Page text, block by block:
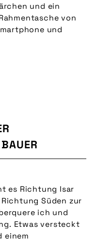
und ein
von
und
es Richtung Isar
Süden zur
ich und
Etwas versteckt
einem